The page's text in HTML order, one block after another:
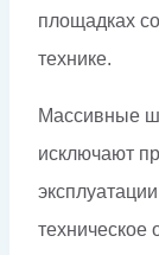
площадках
технике.
Массивные
исключают
техническое